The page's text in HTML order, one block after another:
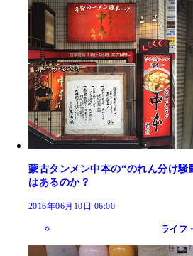
蒙古タンメン中本の“のれん分け騒
はあるのか？
2016年06月10日 06:00
ライフ